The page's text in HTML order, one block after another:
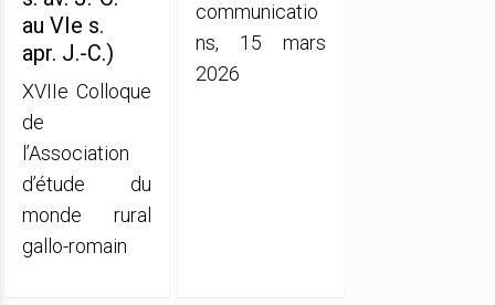
au VIe s.
apr. J.-C.)
XVIIe Colloque
de
l’Association
d’étude du
monde rural
gallo-romain
communicatio
ns, 15 mars
2026